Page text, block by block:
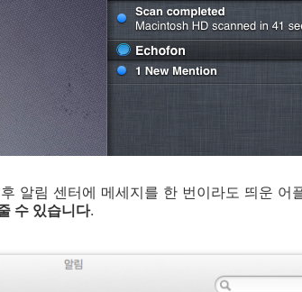
알림 센터에 메세지를 한 번이라도 띄운 어
수 있습니다.